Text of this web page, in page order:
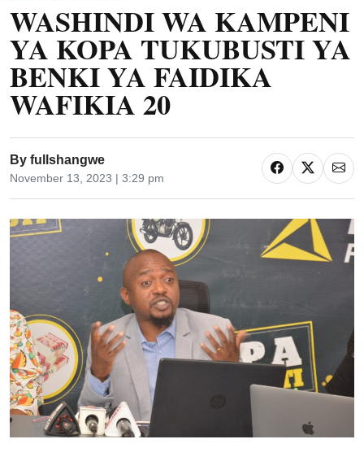
WASHINDI WA KAMPENI
YA KOPA TUKUBUSTI YA
BENKI YA FAIDIKA
WAFIKIA 20
By fullshangwe
November 13, 2023 | 3:29 pm